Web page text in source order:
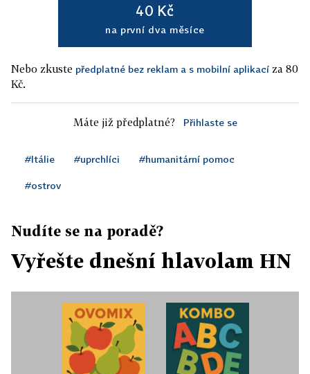
40 Kč
na první dva měsíce
Nebo zkuste předplatné bez reklam a s mobilní aplikací za 80
Kč.
Máte již předplatné? Přihlaste se
#Itálie #uprchlíci #humanitární pomoc
#ostrov
Nudíte se na poradě?
Vyřešte dnešní hlavolam HN